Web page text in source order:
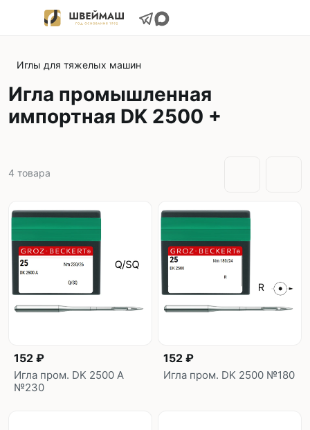
Иглы для тяжелых машин
Игла промышленная
импортная DK 2500 +
4 товара
152 ₽
Игла пром. DK 2500 A
№230
152 ₽
Игла пром. DK 2500 №180